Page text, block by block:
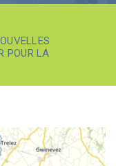
POUR LA